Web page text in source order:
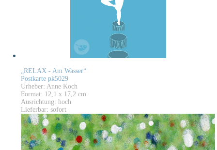
„RELAX - Am Wasser“
Postkarte pk5029
Urheber: Anne Koch
Format: 12,1 x 17,2 cm
Ausrichtung: hoch
Lieferbar: sofort